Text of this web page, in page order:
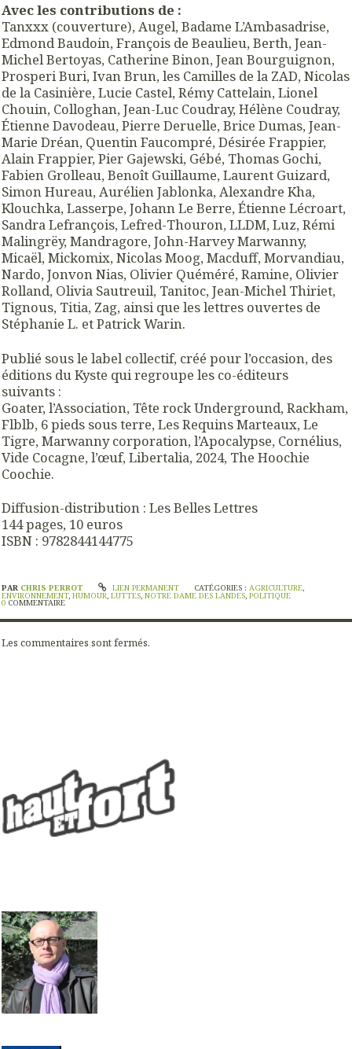
Avec les contributions de :
Tanxxx (couverture), Augel, Badame L’Ambasadrise,
Edmond Baudoin, François de Beaulieu, Berth, Jean-
Michel Bertoyas, Catherine Binon, Jean Bourguignon,
Prosperi Buri, Ivan Brun, les Camilles de la ZAD, Nicolas
de la Casinière, Lucie Castel, Rémy Cattelain, Lionel
Chouin, Colloghan, Jean-Luc Coudray, Hélène Coudray,
Étienne Davodeau, Pierre Deruelle, Brice Dumas, Jean-
Marie Dréan, Quentin Faucompré, Désirée Frappier,
Alain Frappier, Pier Gajewski, Gébé, Thomas Gochi,
Fabien Grolleau, Benoît Guillaume, Laurent Guizard,
Simon Hureau, Aurélien Jablonka, Alexandre Kha,
Klouchka, Lasserpe, Johann Le Berre, Étienne Lécroart,
Sandra Lefrançois, Lefred-Thouron, LLDM, Luz, Rémi
Malingrëy, Mandragore, John-Harvey Marwanny,
Micaël, Mickomix, Nicolas Moog, Macduff, Morvandiau,
Nardo, Jonvon Nias, Olivier Quéméré, Ramine, Olivier
Rolland, Olivia Sautreuil, Tanitoc, Jean-Michel Thiriet,
Tignous, Titia, Zag, ainsi que les lettres ouvertes de
Stéphanie L. et Patrick Warin.
Publié sous le label collectif, créé pour l’occasion, des
éditions du Kyste qui regroupe les co-éditeurs
suivants :
Goater, l’Association, Tête rock Underground, Rackham,
Flblb, 6 pieds sous terre, Les Requins Marteaux, Le
Tigre, Marwanny corporation, l’Apocalypse, Cornélius,
Vide Cocagne, l’œuf, Libertalia, 2024, The Hoochie
Coochie.
Diffusion-distribution : Les Belles Lettres
144 pages, 10 euros
ISBN : 9782844144775
PAR CHRIS PERROT LIEN PERMANENT CATÉGORIES :AGRICULTURE,
ENVIRONNEMENT, HUMOUR, LUTTES, NOTRE DAME DES LANDES, POLITIQUE
0 COMMENTAIRE
Les commentaires sont fermés.